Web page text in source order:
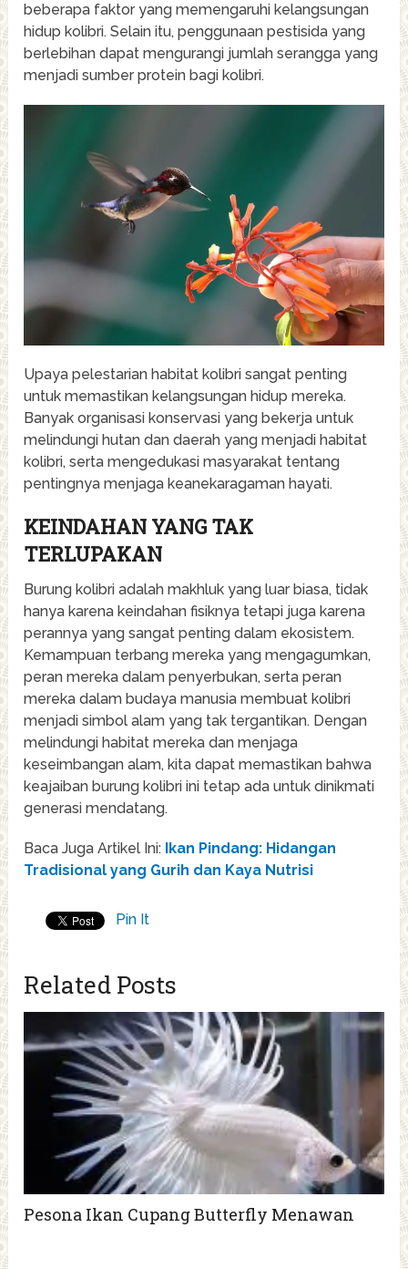
beberapa faktor yang memengaruhi kelangsungan
hidup kolibri. Selain itu, penggunaan pestisida yang
berlebihan dapat mengurangi jumlah serangga yang
menjadi sumber protein bagi kolibri.
Upaya pelestarian habitat kolibri sangat penting
untuk memastikan kelangsungan hidup mereka.
Banyak organisasi konservasi yang bekerja untuk
melindungi hutan dan daerah yang menjadi habitat
kolibri, serta mengedukasi masyarakat tentang
pentingnya menjaga keanekaragaman hayati.
KEINDAHAN YANG TAK
TERLUPAKAN
Burung kolibri adalah makhluk yang luar biasa, tidak
hanya karena keindahan fisiknya tetapi juga karena
perannya yang sangat penting dalam ekosistem.
Kemampuan terbang mereka yang mengagumkan,
peran mereka dalam penyerbukan, serta peran
mereka dalam budaya manusia membuat kolibri
menjadi simbol alam yang tak tergantikan. Dengan
melindungi habitat mereka dan menjaga
keseimbangan alam, kita dapat memastikan bahwa
keajaiban burung kolibri ini tetap ada untuk dinikmati
generasi mendatang.
Baca Juga Artikel Ini: Ikan Pindang: Hidangan
Tradisional yang Gurih dan Kaya Nutrisi
Pin It
Related Posts
Pesona Ikan Cupang Butterfly Menawan